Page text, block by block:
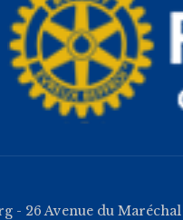
- 26 Avenue du